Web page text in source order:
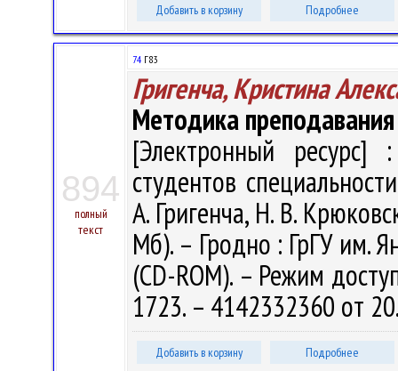
Добавить в корзину Подробнее
894
полный
текст
74 Г83
Григенча, Кристина
Методика
[Электронный ресурс]
студентов
А. Григенча, Н. В.
Мб). – Гродно : ГрГУ им.
(CD-ROM). – Режим
1723. – 4142332360 от
Добавить в корзину Подробнее